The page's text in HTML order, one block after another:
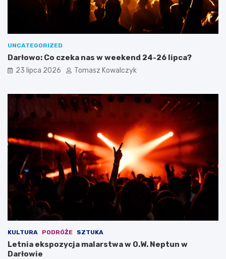
UNCATEGORIZED
Darłowo: Co czeka nas w weekend 24-26 lipca?
23 lipca 2026 Tomasz Kowalczyk
KULTURA PODRÓŻE SZTUKA
Letnia ekspozycja malarstwa w O.W. Neptun w
Darłowie